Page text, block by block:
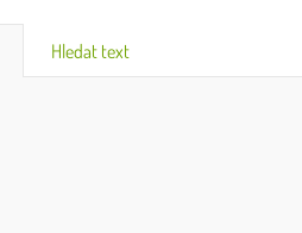
Hledat text